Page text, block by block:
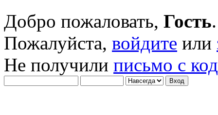
Добро пожаловать, Гость.
Пожалуйста, войдите или
Не получили письмо с